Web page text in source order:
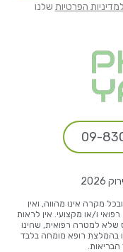
למדיניות הפרטיות שלנו
מקרה אינו מהווה, ואין
רפואי ו/או מקצועי. אין לראות
שלא למטרה רפואית, שהינו
בהמלצת רופא מומחה בלבד
הבריאות.